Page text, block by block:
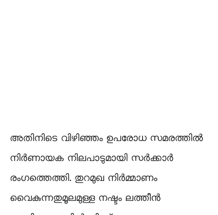
അതിനിടെ വിഴിഞ്ഞം ഉപരോധ സമരത്തില്‍
നിർണായക നിലപാടുമായി സർക്കാർ
രംഗത്തെത്തി. തുറമുഖ നിര്‍മ്മാണം
വൈകുന്നതുമൂലമുള്ള നഷ്ടം ലത്തീൻ